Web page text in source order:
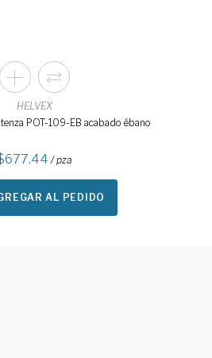
HELVEX
POT-109-EB acabado ébano
677.44 / pza
AL PEDIDO